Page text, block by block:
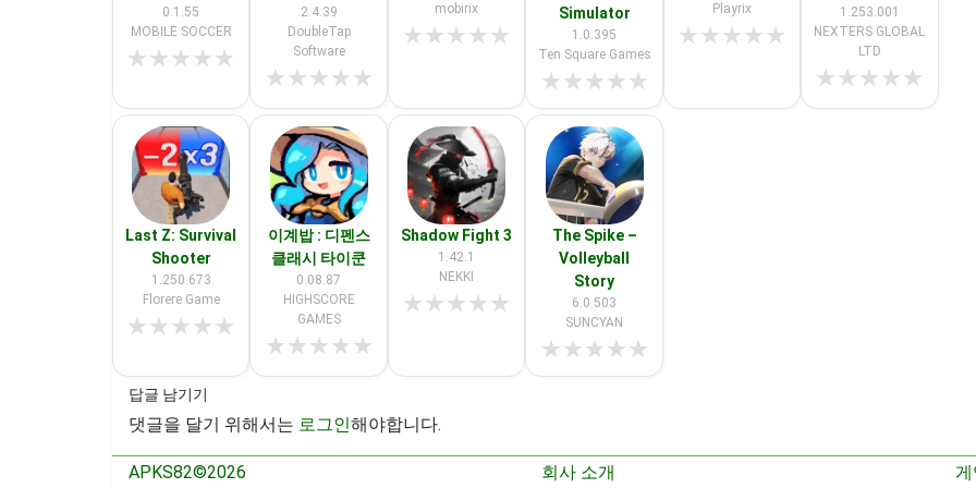
0.1.55
MOBILE SOCCER
★★★★★
2.4.39
DoubleTap
Software
★★★★★
mobirix
★★★★★
Simulator
1.0.395
Ten Square Games
★★★★★
Playrix
★★★★★
1.253.001
NEXTERS GLOBAL
LTD
★★★★★
Last Z: Survival
Shooter
1.250.673
Florere Game
★★★★★
이계밥 : 디펜스
클래시 타이쿤
0.08.87
HIGHSCORE
GAMES
★★★★★
Shadow Fight 3
1.42.1
NEKKI
★★★★★
The Spike –
Volleyball
Story
6.0.503
SUNCYAN
★★★★★
답글 남기기
댓글을 달기 위해서는 로그인해야합니다.
APKS82©2026 회사 소개